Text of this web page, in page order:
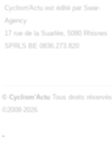
Cyclism'Actu est édité par Swar-
Agency
17 rue de la Suarlée, 5080 Rhisnes
SPRLS BE 0836.273.820
© Cyclism'Actu Tous droits réservés
©2008-2026
-